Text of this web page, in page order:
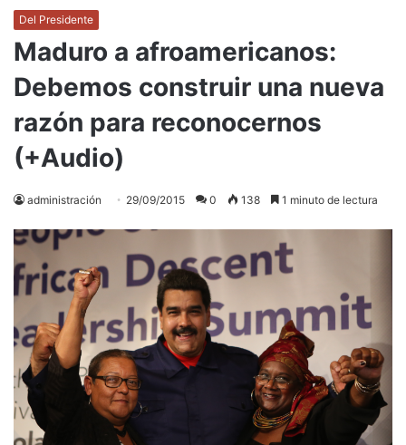
Del Presidente
Maduro a afroamericanos:
Debemos construir una nueva
razón para reconocernos
(+Audio)
administración 29/09/2015 0 138 1 minuto de lectura